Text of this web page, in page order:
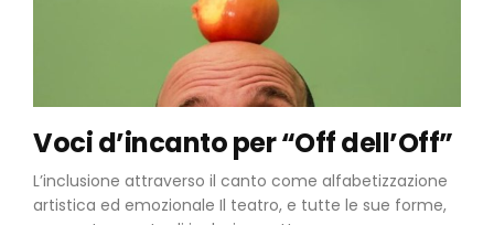
Voci d’incanto per “Off dell’Off”
L’inclusione attraverso il canto come alfabetizzazione
artistica ed emozionale Il teatro, e tutte le sue forme,